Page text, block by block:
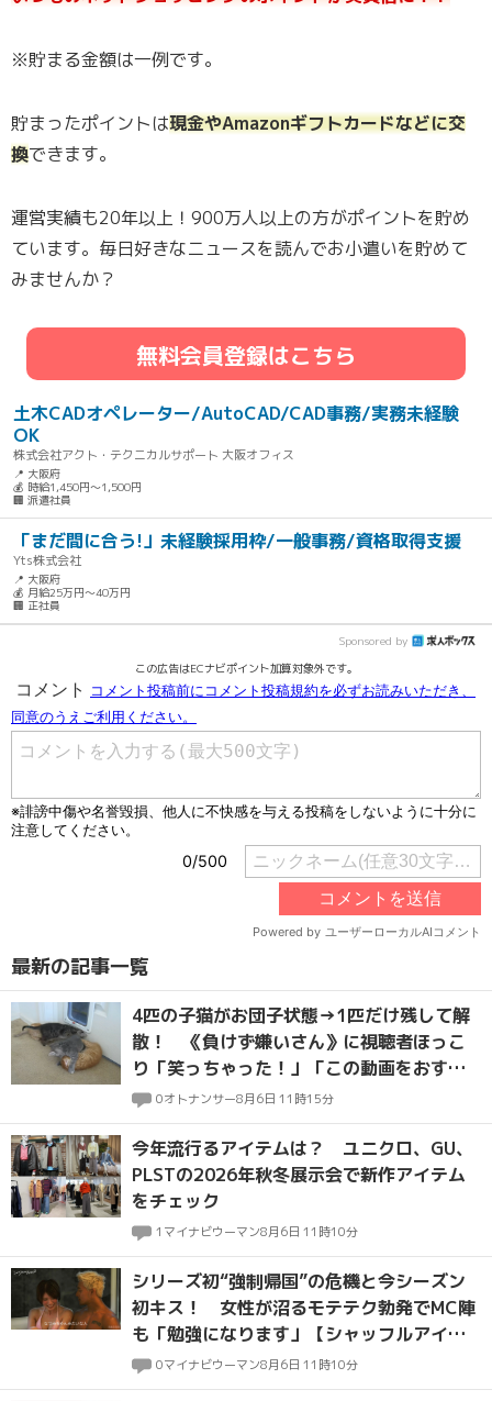
※貯まる金額は一例です。
貯まったポイントは現金やAmazonギフトカードなどに交
換できます。
運営実績も20年以上！900万人以上の方がポイントを貯め
ています。毎日好きなニュースを読んでお小遣いを貯めて
みませんか？
無料会員登録はこちら
土木CADオペレーター/AutoCAD/CAD事務/実務未経験
OK
株式会社アクト・テクニカルサポート 大阪オフィス
📍 大阪府
💰 時給1,450円～1,500円
🏢 派遣社員
「まだ間に合う!」未経験採用枠/一般事務/資格取得支援
Yts株式会社
📍 大阪府
💰 月給25万円～40万円
🏢 正社員
Sponsored by
この広告はECナビポイント加算対象外です。
最新の記事一覧
4匹の子猫がお団子状態→1匹だけ残して解
散！ 《負けず嫌いさん》に視聴者ほっこ
り「笑っちゃった！」「この動画をおすす
めしてくれてありがとう」
0オトナンサー8月6日 11時15分
今年流行るアイテムは？ ユニクロ、GU、
PLSTの2026年秋冬展示会で新作アイテム
をチェック
1 マイナビウーマン8月6日 11時10分
シリーズ初“強制帰国”の危機と今シーズン
初キス！ 女性が沼るモテテク勃発でMC陣
も「勉強になります」【シャッフルアイラ
ンドseason7・#3～#4】
0マイナビウーマン8月6日 11時10分